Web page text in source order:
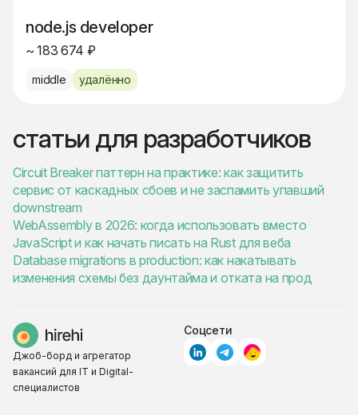
node.js developer
~ 183 674 ₽
middle удалённо
статьи для разработчиков
Circuit Breaker паттерн на практике: как защитить
сервис от каскадных сбоев и не заспамить упавший
downstream
WebAssembly в 2026: когда использовать вместо
JavaScript и как начать писать на Rust для веба
Database migrations в production: как накатывать
изменения схемы без даунтайма и отката на прод
Джоб-борд и агрегатор
вакансий для IT и Digital-
специалистов
Соцсети